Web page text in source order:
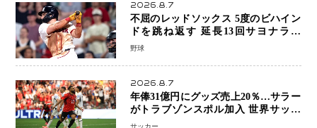
2026.8.7
不屈のレッドソックス 5度のビハイン
ドを跳ね返す 延長13回サヨナラ勝
ち 吉田正尚選手も2安打1打点で貢献 4
野球
2026.8.7
年俸31億円にグッズ売上20％…サラー
がトラブゾンスポル加入 世界サッカ
ーは「五大リーグ一強」から新時代へ
サッカー